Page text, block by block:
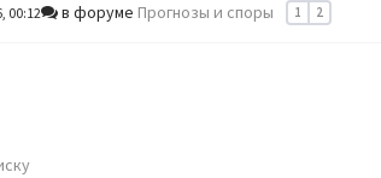
1 2
00:12 в форуме Прогнозы и споры